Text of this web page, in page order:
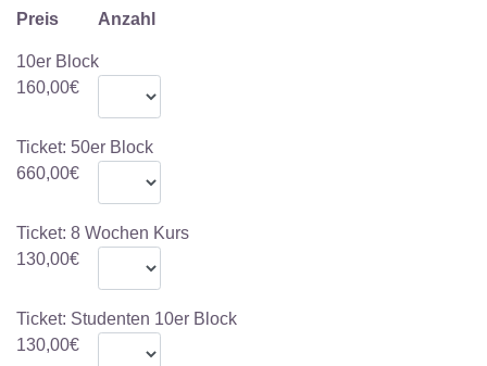
Preis Anzahl
10er Block
160,00€
Ticket: 50er Block
660,00€
Ticket: 8 Wochen Kurs
130,00€
Ticket: Studenten 10er Block
130,00€